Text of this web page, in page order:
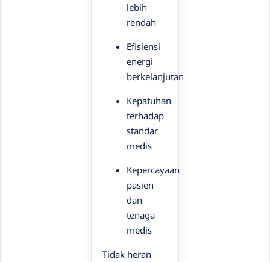
lebih
rendah
Efisiensi
energi
berkelanjutan
Kepatuhan
terhadap
standar
medis
Kepercayaan
pasien
dan
tenaga
medis
Tidak heran